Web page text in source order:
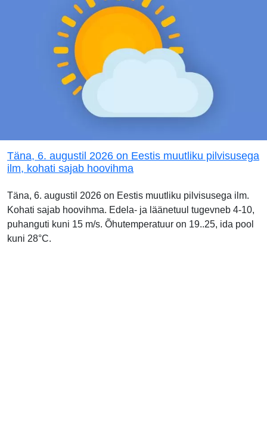
Täna, 6. augustil 2026 on Eestis muutliku pilvisusega
ilm, kohati sajab hoovihma
Täna, 6. augustil 2026 on Eestis muutliku pilvisusega ilm.
Kohati sajab hoovihma. Edela- ja läänetuul tugevneb 4-10,
puhanguti kuni 15 m/s. Õhutemperatuur on 19..25, ida pool
kuni 28°C.